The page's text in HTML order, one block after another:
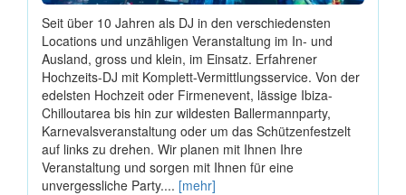
Seit über 10 Jahren als DJ in den verschiedensten
Locations und unzähligen Veranstaltung im In- und
Ausland, gross und klein, im Einsatz. Erfahrener
Hochzeits-DJ mit Komplett-Vermittlungsservice. Von der
edelsten Hochzeit oder Firmenevent, lässige Ibiza-
Chilloutarea bis hin zur wildesten Ballermannparty,
Karnevalsveranstaltung oder um das Schützenfestzelt
auf links zu drehen. Wir planen mit Ihnen Ihre
Veranstaltung und sorgen mit Ihnen für eine
unvergessliche Party.... [mehr]